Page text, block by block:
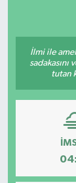
İlmi ile amel
tutan